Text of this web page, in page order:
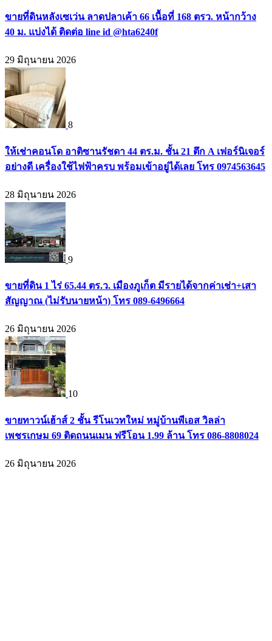
ขายที่ดินหลังเซเว่น ลาดปลาเค้า 66 เนื้อที่ 168 ตรว. หน้ากว้าง
40 ม. แบ่งได้ ติดต่อ line id @hta6240f
29 มิถุนายน 2026
8
ให้เช่าคอนโด อาติซานรัชดา 44 ตร.ม. ชั้น 21 ตึก A เฟอร์นิเจอร์
อย่างดี เครื่องใช้ไฟฟ้าครบ พร้อมเข้าอยู่ได้เลย โทร 0974563645
28 มิถุนายน 2026
9
ขายที่ดิน 1 ไร่ 65.44 ตร.ว. เมืองภูเก็ต มีรายได้จากค่าเช่า+เสา
สัญญาณ (ไม่รับนายหน้า) โทร 089-6496664
26 มิถุนายน 2026
10
ขายทาวน์เฮ้าส์ 2 ชั้น รีโนเวทใหม่ หมู่บ้านพีเอส วิลล่า
เพชรเกษม 69 ติดถนนเมน ฟรีโอน 1.99 ล้าน โทร 086-8808024
26 มิถุนายน 2026